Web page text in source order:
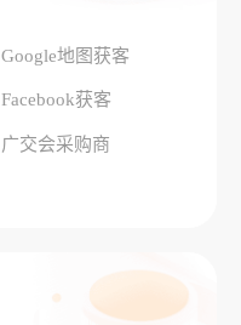
Google地图获客
Facebook获客
广交会采购商